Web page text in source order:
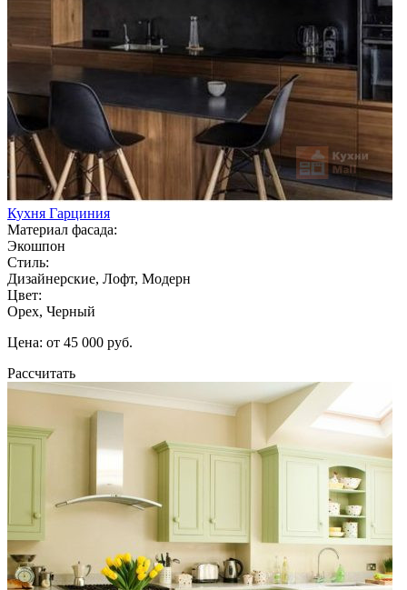
Кухня Гарциния
Материал фасада:
Экошпон
Стиль:
Дизайнерские, Лофт, Модерн
Цвет:
Орех, Черный
Цена: от 45 000 руб.
Рассчитать